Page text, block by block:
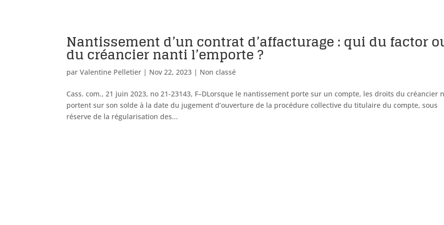
Nantissement d’un contrat d’affacturage : qui du factor
du créancier nanti l’emporte ?
parValentine Pelletier | Nov 22, 2023 | Non classé
Cass. com., 21 juin 2023, no 21-23143, F–DLorsque le nantissement porte sur un compte, les droits du créancier
portent sur son solde à la date du jugement d’ouverture de la procédure collective du titulaire du compte, sous
réserve de la régularisation des...